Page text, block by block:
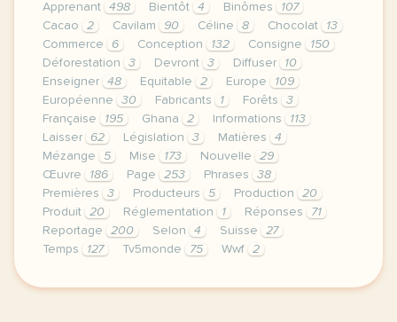
Apprenant
498 Bientôt 4 Binômes
107
Cacao
2 Cavilam 90 Céline 8 Chocolat
13
Commerce
6 Conception 132 Consigne
150
Déforestation
3 Devront 3 Diffuser
10
Enseigner
48 Equitable 2 Europe
109
Européenne
30 Fabricants 1 Forêts
3
Française
195 Ghana 2 Informations
113
Laisser
62 Législation 3 Matières
4
Mézange
5 Mise 173 Nouvelle
29
Œuvre
186 Page 253 Phrases
38
Premières
3 Producteurs 5 Production
20
Produit
20 Réglementation 1 Réponses
71
Reportage
200 Selon 4 Suisse
27
Temps
127 Tv5monde 75 Wwf 2
le respect de votre vie privee est une priorite